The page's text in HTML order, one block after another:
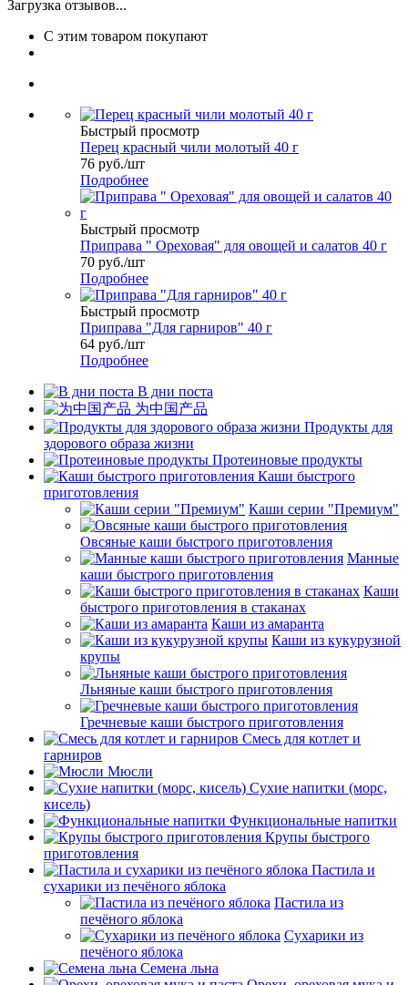
Загрузка отзывов...
С этим товаром покупают
Быстрый просмотр
Перец красный чили молотый 40 г
76 руб./шт
Подробнее
Быстрый просмотр
Приправа " Ореховая" для овощей и салатов 40 г
70 руб./шт
Подробнее
Быстрый просмотр
Приправа "Для гарниров" 40 г
64 руб./шт
Подробнее
В дни поста
为中国产品
Продукты для
здорового образа жизни
Протеиновые продукты
Каши быстрого
приготовления
Каши серии "Премиум"
Овсяные каши быстрого приготовления
Манные
каши быстрого приготовления
Каши
быстрого приготовления в стаканах
Каши из амаранта
Каши из кукурузной
крупы
Льняные каши быстрого приготовления
Гречневые каши быстрого приготовления
Смесь для котлет и
гарниров
Мюсли
Сухие напитки (морс,
кисель)
Функциональные напитки
Крупы быстрого
приготовления
Пастила и
сухарики из печёного яблока
Пастила из
печёного яблока
Сухарики из
печёного яблока
Семена льна